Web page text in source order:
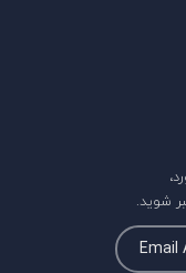
شوید.